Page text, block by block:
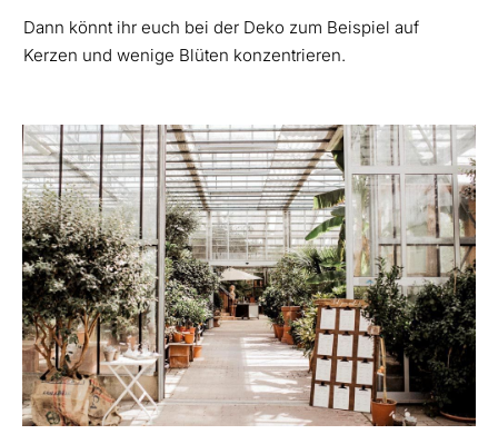
Dann könnt ihr euch bei der Deko zum Beispiel auf
Kerzen und wenige Blüten konzentrieren.